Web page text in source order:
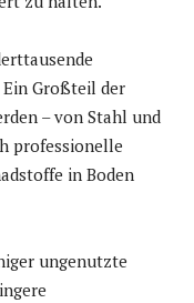
Ein Großteil der
– von Stahl und
professionelle
in Boden
ungenutzte